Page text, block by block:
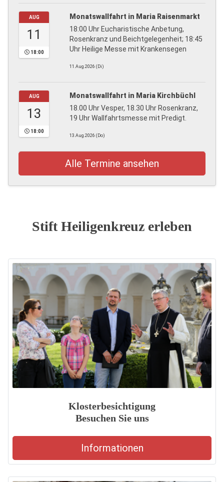
AUG
11
18:00
Monatswallfahrt in Maria Raisenmarkt
18:00 Uhr Eucharistische Anbetung,
Rosenkranz und Beichtgelegenheit; 18:45
Uhr Heilige Messe mit Krankensegen
11.Aug.2026 (Di)
AUG
13
18:00
Monatswallfahrt in Maria Kirchbüchl
18.00 Uhr Vesper, 18.30 Uhr Rosenkranz,
19 Uhr Wallfahrtsmesse mit Predigt.
13.Aug.2026 (Do)
Alle Termine ansehen
Stift Heiligenkreuz erleben
Klosterbesichtigung
Besuchen Sie uns
Informationen